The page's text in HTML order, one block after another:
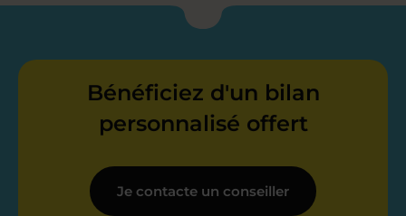
Bénéficiez d'un bilan
personnalisé offert
Je contacte un conseiller